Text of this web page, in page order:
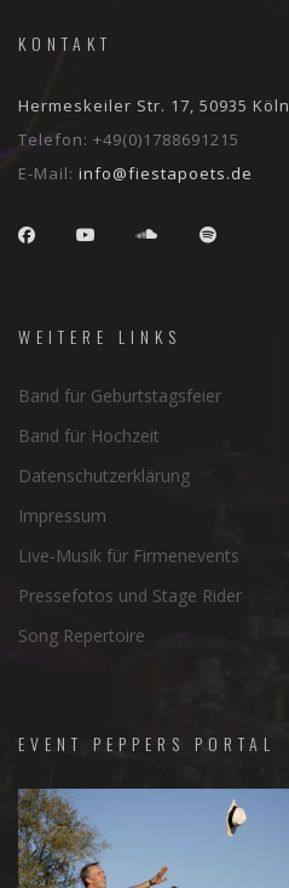
KONTAKT
Hermeskeiler Str. 17, 50935 Köln
Telefon: +49(0)1788691215
E-Mail: info@fiestapoets.de
WEITERE LINKS
Band für Geburtstagsfeier
Band für Hochzeit
Datenschutzerklärung
Impressum
Live-Musik für Firmenevents
Pressefotos und Stage Rider
Song Repertoire
EVENT PEPPERS PORTAL